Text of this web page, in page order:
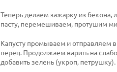
Теперь делаем зажарку из бекона,
пасту, перемешиваем, протушим
Капусту промываем и отправляем
перец. Продолжаем варить на
добавить зелень (укроп, петрушку).